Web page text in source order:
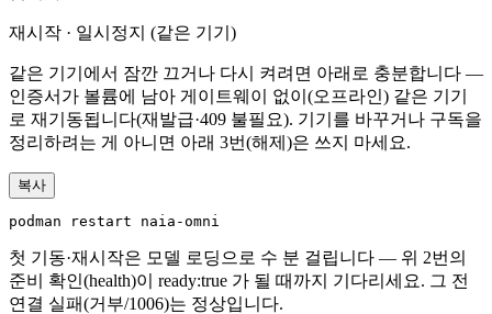
재시작 · 일시정지 (같은 기기)
같은 기기에서 잠깐 끄거나 다시 켜려면 아래로 충분합니다 —
인증서가 볼륨에 남아 게이트웨이 없이(오프라인) 같은 기기
로 재기동됩니다(재발급·409 불필요). 기기를 바꾸거나 구독을
정리하려는 게 아니면 아래 3번(해제)은 쓰지 마세요.
복사
podman restart naia-omni
첫 기동·재시작은 모델 로딩으로 수 분 걸립니다 — 위 2번의
준비 확인(health)이 ready:true 가 될 때까지 기다리세요. 그 전
연결 실패(거부/1006)는 정상입니다.